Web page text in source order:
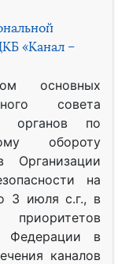
«Канал –
основных
совета
органов по
обороту
Организации
на
3 июля с.г., в
Федерации в
каналов